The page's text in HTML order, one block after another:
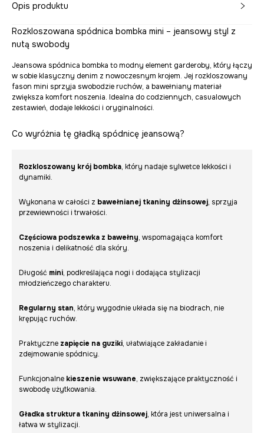
Opis produktu
Rozkloszowana spódnica bombka mini – jeansowy styl z
nutą swobody
Jeansowa spódnica bombka to modny element garderoby, który łączy
w sobie klasyczny denim z nowoczesnym krojem. Jej rozkloszowany
fason mini sprzyja swobodzie ruchów, a bawełniany materiał
zwiększa komfort noszenia. Idealna do codziennych, casualowych
zestawień, dodaje lekkości i oryginalności.
Co wyróżnia tę gładką spódnicę jeansową?
Rozkloszowany krój bombka, który nadaje sylwetce lekkości i
dynamiki.
Wykonana w całości z bawełnianej tkaniny dżinsowej, sprzyja
przewiewności i trwałości.
Częściowa podszewka z bawełny, wspomagająca komfort
noszenia i delikatność dla skóry.
Długość mini, podkreślająca nogi i dodająca stylizacji
młodzieńczego charakteru.
Regularny stan, który wygodnie układa się na biodrach, nie
krępując ruchów.
Praktyczne zapięcie na guziki, ułatwiające zakładanie i
zdejmowanie spódnicy.
Funkcjonalne kieszenie wsuwane, zwiększające praktyczność i
swobodę użytkowania.
Gładka struktura tkaniny dżinsowej, która jest uniwersalna i
łatwa w stylizacji.